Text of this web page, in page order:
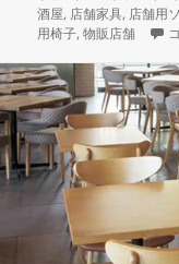
酒屋, 店舗家具, 店舗用
用椅子,物販店舗